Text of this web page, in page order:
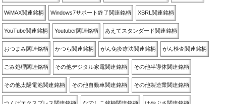
WiMAX関連銘柄 Windows7サポート終了関連銘柄 XBRL関連銘柄
YouTube関連銘柄 Youtuber関連銘柄 あえてスタンダード関連銘柄
おつまみ関連銘柄 かつら関連銘柄 がん免疫療法関連銘柄 がん検査関連銘柄
ごみ処理関連銘柄 その他デジタル家電関連銘柄 その他半導体関連銘柄
その他太陽電池関連銘柄 その他自動車関連銘柄 その他製造業関連銘柄